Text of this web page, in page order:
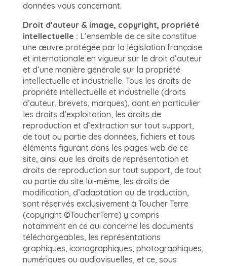
données vous concernant.
Droit d’auteur & image, copyright, propriété
intellectuelle : L’ensemble de ce site constitue
une œuvre protégée par la législation française
et internationale en vigueur sur le droit d’auteur
et d’une manière générale sur la propriété
intellectuelle et industrielle. Tous les droits de
propriété intellectuelle et industrielle (droits
d’auteur, brevets, marques), dont en particulier
les droits d’exploitation, les droits de
reproduction et d’extraction sur tout support,
de tout ou partie des données, fichiers et tous
éléments figurant dans les pages web de ce
site, ainsi que les droits de représentation et
droits de reproduction sur tout support, de tout
ou partie du site lui-même, les droits de
modification, d’adaptation ou de traduction,
sont réservés exclusivement à Toucher Terre
(copyright ©ToucherTerre) y compris
notamment en ce qui concerne les documents
téléchargeables, les représentations
graphiques, iconographiques, photographiques,
numériques ou audiovisuelles, et ce, sous